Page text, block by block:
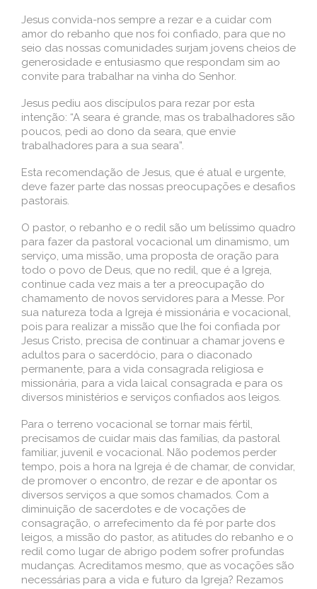
Jesus convida-nos sempre a rezar e a cuidar com
amor do rebanho que nos foi confiado, para que no
seio das nossas comunidades surjam jovens cheios de
generosidade e entusiasmo que respondam sim ao
convite para trabalhar na vinha do Senhor.
Jesus pediu aos discípulos para rezar por esta
intenção: “A seara é grande, mas os trabalhadores são
poucos, pedi ao dono da seara, que envie
trabalhadores para a sua seara”.
Esta recomendação de Jesus, que é atual e urgente,
deve fazer parte das nossas preocupações e desafios
pastorais.
O pastor, o rebanho e o redil são um belíssimo quadro
para fazer da pastoral vocacional um dinamismo, um
serviço, uma missão, uma proposta de oração para
todo o povo de Deus, que no redil, que é a Igreja,
continue cada vez mais a ter a preocupação do
chamamento de novos servidores para a Messe. Por
sua natureza toda a Igreja é missionária e vocacional,
pois para realizar a missão que lhe foi confiada por
Jesus Cristo, precisa de continuar a chamar jovens e
adultos para o sacerdócio, para o diaconado
permanente, para a vida consagrada religiosa e
missionária, para a vida laical consagrada e para os
diversos ministérios e serviços confiados aos leigos.
Para o terreno vocacional se tornar mais fértil,
precisamos de cuidar mais das famílias, da pastoral
familiar, juvenil e vocacional. Não podemos perder
tempo, pois a hora na Igreja é de chamar, de convidar,
de promover o encontro, de rezar e de apontar os
diversos serviços a que somos chamados. Com a
diminuição de sacerdotes e de vocações de
consagração, o arrefecimento da fé por parte dos
leigos, a missão do pastor, as atitudes do rebanho e o
redil como lugar de abrigo podem sofrer profundas
mudanças. Acreditamos mesmo, que as vocações são
necessárias para a vida e futuro da Igreja? Rezamos